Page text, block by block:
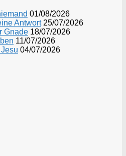
01/08/2026
Antwort 25/07/2026
Gnade 18/07/2026
11/07/2026
04/07/2026